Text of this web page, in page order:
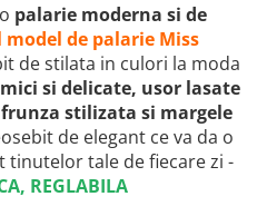
palarie moderna si de
model de palarie Miss
de stilata in culori la moda
si delicate, usor lasate
stilizata si margele
de elegant ce va da o
tale de fiecare zi -
REGLABILA